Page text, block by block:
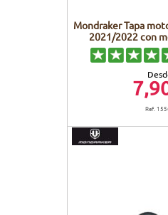
Mondraker Tapa
2021/2022 con
Ref.